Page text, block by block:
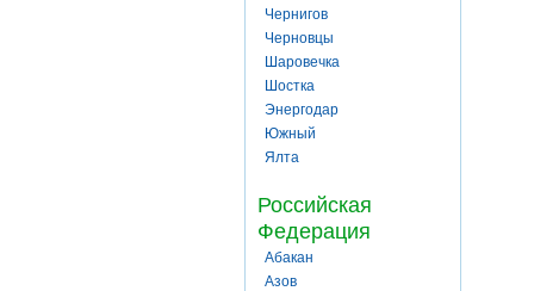
Чернигов
Черновцы
Шаровечка
Шостка
Энергодар
Южный
Ялта
Российская
Федерация
Абакан
Азов